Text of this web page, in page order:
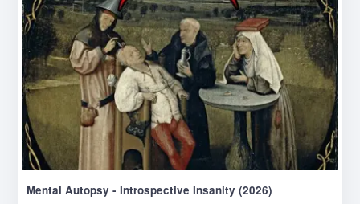
Mental Autopsy - Introspective Insanity (2026)